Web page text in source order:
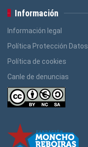
Información
Información legal
Política Protección Datos
Política de cookies
Canle de denuncias